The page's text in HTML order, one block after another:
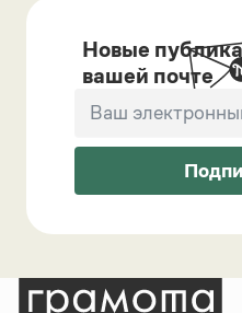
Новые
вашей почте